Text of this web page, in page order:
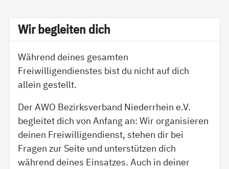
Wir be­g­lei­ten dich
Während deines gesamten
Freiwilligendienstes bist du nicht auf dich
allein gestellt.
Der AWO Bezirksverband Niederrhein e.V.
begleitet dich von Anfang an: Wir organisieren
deinen Freiwilligendienst, stehen dir bei
Fragen zur Seite und unterstützen dich
während deines Einsatzes. Auch in deiner